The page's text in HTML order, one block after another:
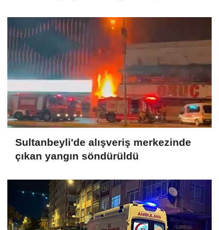
Sultanbeyli'de alışveriş merkezinde
çıkan yangın söndürüldü